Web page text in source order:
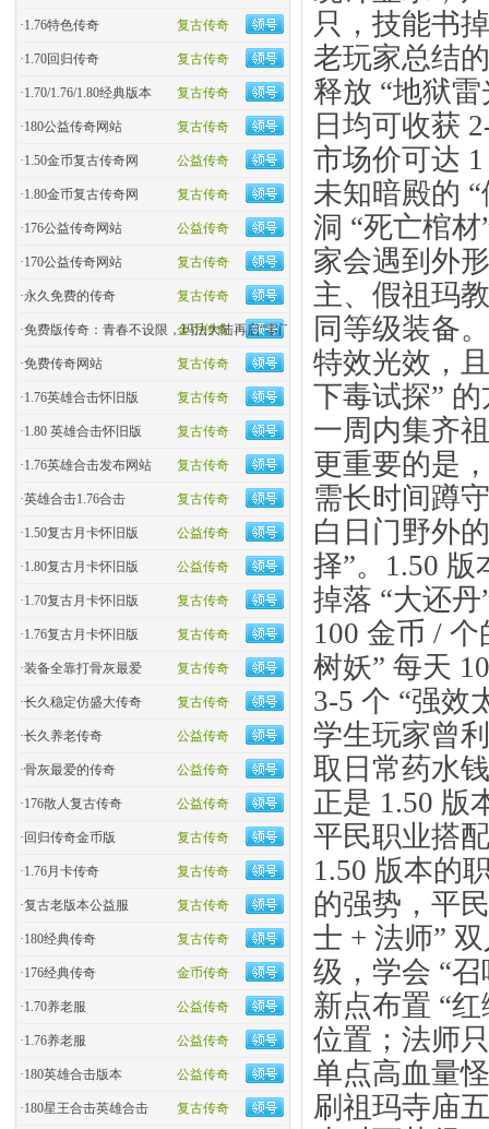
复古传奇
·1.76特色传奇
复古传奇
·1.70回归传奇
复古传奇
·1.70/1.76/1.80经典版本
复古传奇
·180公益传奇网站
公益传奇
·1.50金币复古传奇网
复古传奇
·1.80金币复古传奇网
公益传奇
·176公益传奇网站
复古传奇
·170公益传奇网站
复古传奇
·永久免费的传奇
金币传奇
·免费版传奇：青春不设限，玛法大陆再启“零门槛”热血
复古传奇
·免费传奇网站
复古传奇
·1.76英雄合击怀旧版
复古传奇
·1.80 英雄合击怀旧版
复古传奇
·1.76英雄合击发布网站
复古传奇
·英雄合击1.76合击
公益传奇
·1.50复古月卡怀旧版
公益传奇
·1.80复古月卡怀旧版
复古传奇
·1.70复古月卡怀旧版
复古传奇
·1.76复古月卡怀旧版
复古传奇
·装备全靠打骨灰最爱
复古传奇
·长久稳定仿盛大传奇
公益传奇
·长久养老传奇
公益传奇
·骨灰最爱的传奇
公益传奇
·176散人复古传奇
复古传奇
· 回归传奇金币版
复古传奇
·1.76月卡传奇
复古传奇
·复古老版本公益服
复古传奇
·180经典传奇
金币传奇
·176经典传奇
公益传奇
·1.70养老服
公益传奇
·1.76养老服
公益传奇
·180英雄合击版本
复古传奇
·180星王合击英雄合击
只，技能书
老玩家总结
释放 “地狱
日均可收获
市场价可达
未知暗殿的
洞 “死亡棺
家会遇到外
主、假祖玛
同等级装备
特效光效，
下毒试探”
一周内集齐
更重要的是
需长时间蹲
白日门野外
择”。1.50 版
掉落 “大还
100 金币 /
树妖” 每天
3-5 个 “强效
学生玩家曾
取日常药水
正是 1.50 版
平民职业搭
1.50 版本的
的强势，平
士 + 法师”
级，学会 “
新点布置 “
位置；法师
单点高血量
刷祖玛寺庙